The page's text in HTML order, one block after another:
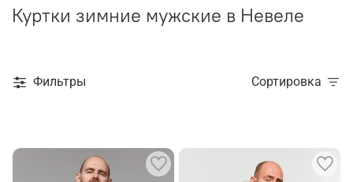
Куртки зимние мужские в Невеле
Фильтры Сортировка